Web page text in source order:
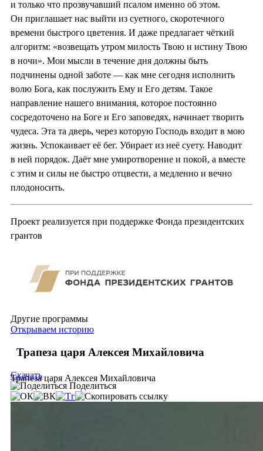
и только что прозвучавший псалом именно об этом.
Он приглашает нас выйти из суетного, скоротечного
времени быстрого цветения. И даже предлагает чёткий
алгоритм: «возвещать утром милость Твою и истину Твою
в ночи». Мои мысли в течение дня должны быть
подчинены одной заботе — как мне сегодня исполнить
волю Бога, как послужить Ему и Его детям. Такое
направление нашего внимания, которое постоянно
сосредоточено на Боге и Его заповедях, начинает творить
чудеса. Эта та дверь, через которую Господь входит в мою
жизнь. Успокаивает её бег. Убирает из неё суету. Наводит
в ней порядок. Даёт мне умиротворение и покой, а вместе
с этим и силы не быстро отцвести, а медленно и вечно
плодоносить.
Проект реализуется при поддержке Фонда президентских
грантов
Другие программы
Открываем историю
Трапеза царя Алексея Михайловича
Трапеза царя Алексея Михайловича
Скачать
Поделиться